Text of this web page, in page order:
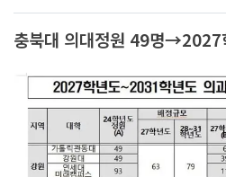
충북대 의대정원 49명→2027